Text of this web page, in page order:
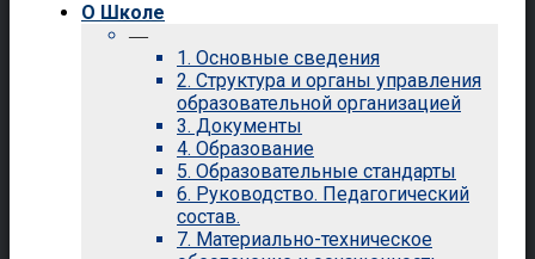
О Школе
—
1. Основные сведения
2. Структура и органы управления
образовательной организацией
3. Документы
4. Образование
5. Образовательные стандарты
6. Руководство. Педагогический
состав.
7. Материально-техническое